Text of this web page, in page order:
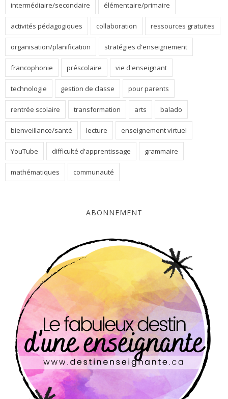
intermédiaire/secondaire élémentaire/primaire
activités pédagogiques collaboration ressources gratuites
organisation/planification stratégies d'enseignement
francophonie préscolaire vie d'enseignant
technologie gestion de classe pour parents
rentrée scolaire transformation arts balado
bienveillance/santé lecture enseignement virtuel
YouTube difficulté d'apprentissage grammaire
mathématiques communauté
ABONNEMENT